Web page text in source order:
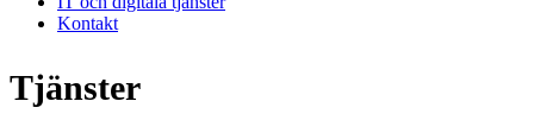
Kontakt
Tjänster